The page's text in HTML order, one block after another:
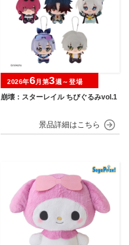
崩壊：スターレイル ちびぐるみvol.1
2026年6月第3週～登場